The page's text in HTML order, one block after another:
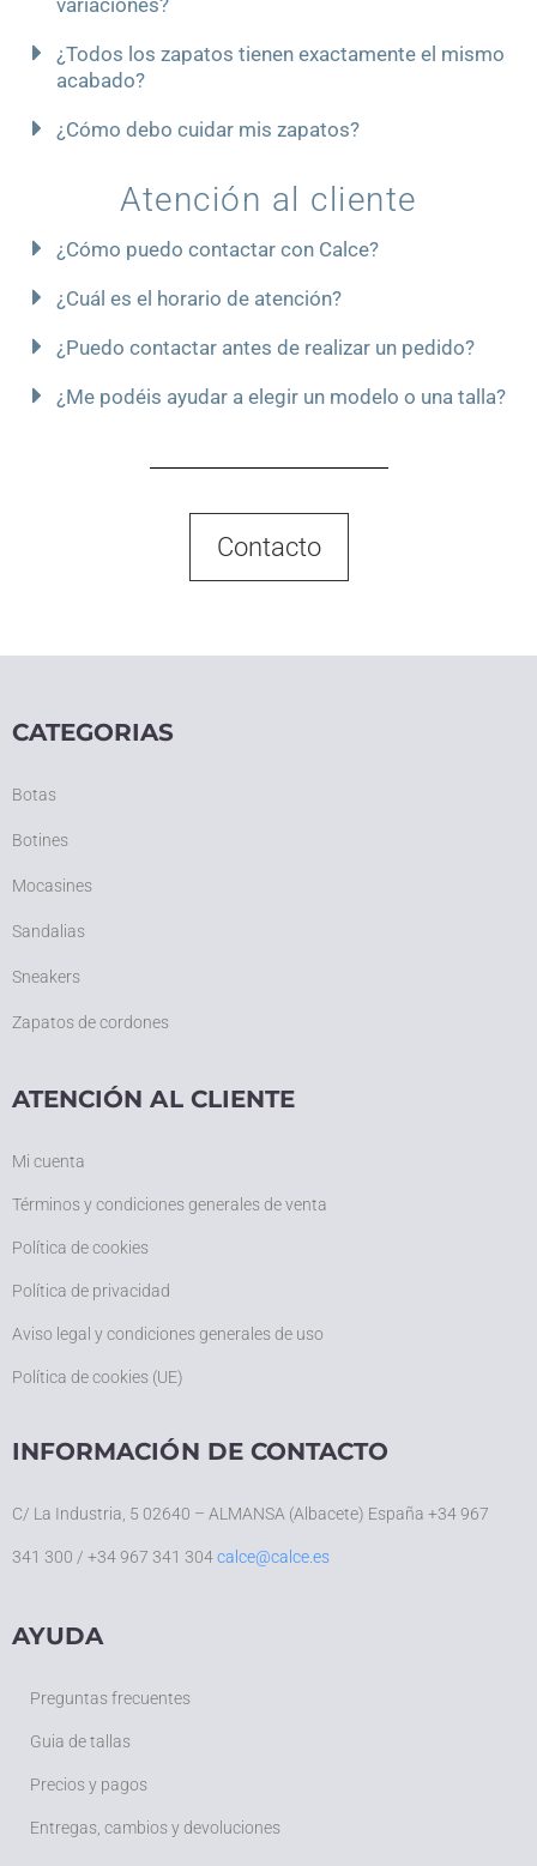
¿Todos los zapatos tienen exactamente el mismo
acabado?
¿Cómo debo cuidar mis zapatos?
Atención al cliente
¿Cómo puedo contactar con Calce?
¿Cuál es el horario de atención?
¿Puedo contactar antes de realizar un pedido?
¿Me podéis ayudar a elegir un modelo o una talla?
Contacto
CATEGORIAS
Botas
Botines
Mocasines
Sandalias
Sneakers
Zapatos de cordones
ATENCIÓN AL CLIENTE
Mi cuenta
Términos y condiciones generales de venta
Política de cookies
Política de privacidad
Aviso legal y condiciones generales de uso
Política de cookies (UE)
INFORMACIÓN DE CONTACTO
C/ La Industria, 5 02640 – ALMANSA (Albacete) España +34 967
341 300 / +34 967 341 304calce@calce.es
AYUDA
Preguntas frecuentes
Guia de tallas
Precios y pagos
Entregas, cambios y devoluciones